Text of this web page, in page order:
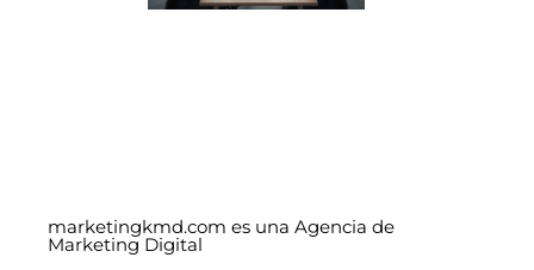
marketingkmd.com es una Agencia de
Marketing Digital